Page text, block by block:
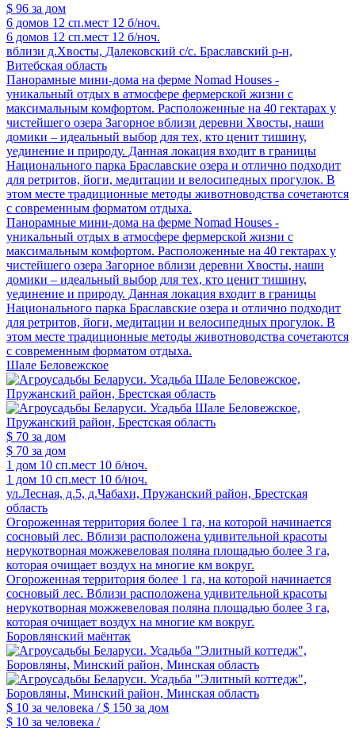
$ 96 за дом
6 домов 12 сп.мест 12 б/ноч.
6 домов 12 сп.мест 12 б/ноч.
вблизи д.Хвосты, Далековский с/с. Браславский р-н,
Витебская область
Панорамные мини-дома на ферме Nomad Houses -
уникальный отдых в атмосфере фермерской жизни с
максимальным комфортом. Расположенные на 40 гектарах у
чистейшего озера Загорное вблизи деревни Хвосты, наши
домики – идеальный выбор для тех, кто ценит тишину,
уединение и природу. Данная локация входит в границы
Национального парка Браславские озера и отлично подходит
для ретритов, йоги, медитации и велосипедных прогулок. В
этом месте традиционные методы животноводства сочетаются
с современным форматом отдыха.
Панорамные мини-дома на ферме Nomad Houses -
уникальный отдых в атмосфере фермерской жизни с
максимальным комфортом. Расположенные на 40 гектарах у
чистейшего озера Загорное вблизи деревни Хвосты, наши
домики – идеальный выбор для тех, кто ценит тишину,
уединение и природу. Данная локация входит в границы
Национального парка Браславские озера и отлично подходит
для ретритов, йоги, медитации и велосипедных прогулок. В
этом месте традиционные методы животноводства сочетаются
с современным форматом отдыха.
Шале Беловежское
$ 70 за дом
$ 70 за дом
1 дом 10 сп.мест 10 б/ноч.
1 дом 10 сп.мест 10 б/ноч.
ул.Лесная, д.5, д.Чабахи, Пружанский район, Брестская
область
Огороженная территория более 1 га, на которой начинается
сосновый лес. Вблизи расположена удивительной красоты
нерукотворная можжевеловая поляна площадью более 3 га,
которая очищает воздух на многие км вокруг.
Огороженная территория более 1 га, на которой начинается
сосновый лес. Вблизи расположена удивительной красоты
нерукотворная можжевеловая поляна площадью более 3 га,
которая очищает воздух на многие км вокруг.
Боровлянский маёнтак
$ 10 за человека /$ 150 за дом
$ 10 за человека /